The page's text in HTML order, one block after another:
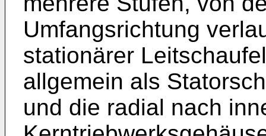
Umfangsrichtung
stationärer
allgemein als
und die radial nach